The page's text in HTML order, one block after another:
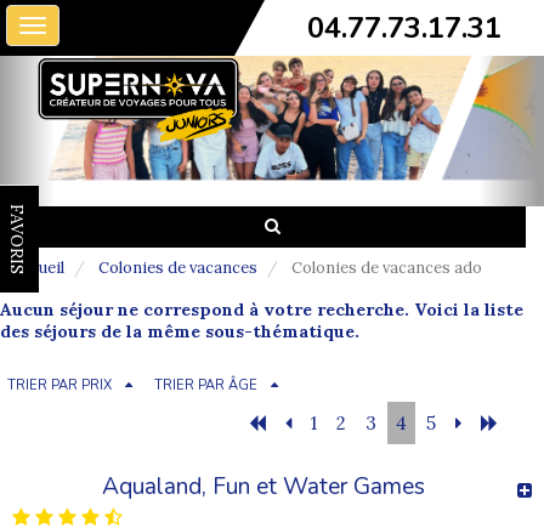
Toggle
navigation
04.77.73.17.31
FAVORIS
Accueil Colonies de vacances Colonies de vacances ado
Aucun séjour ne correspond à votre recherche. Voici la liste
des séjours de la même sous-thématique.
TRIER PAR PRIX TRIER PAR ÂGE
1 2 3 4 5
Aqualand, Fun et Water Games